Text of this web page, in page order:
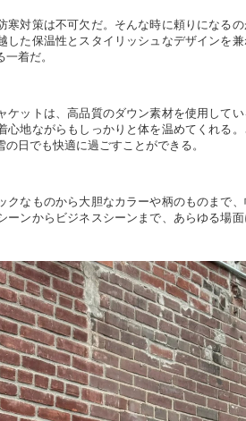
寒対策は不可欠だ。そんな時に頼りになる
した保温性とスタイリッシュなデザインを
着だ。
ケットは、高品質のダウン素材を使用して
心地ながらもしっかりと体を温めてくれる
日でも快適に過ごすことができる。
クなものから大胆なカラーや柄のものまで
ーンからビジネスシーンまで、あらゆる場